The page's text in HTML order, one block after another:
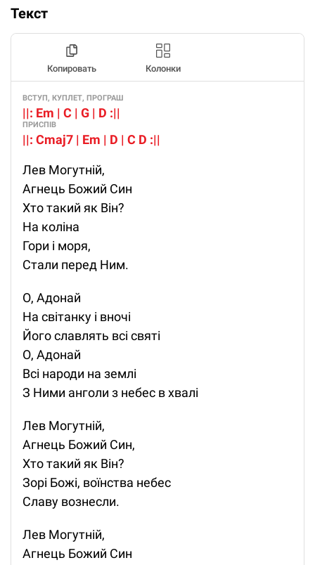
Текст
Копировать Колонки
ВСТУП, КУПЛЕТ, ПРОГРАШ
||: Em | C | G | D :||
ПРИСПІВ
||: Cmaj7 | Em | D | C D :||
Лев Могутній,
Агнець Божий Син
Хто такий як Він?
На коліна
Гори і моря,
Стали перед Ним.
О, Адонай
На світанку і вночі
Його славлять всі святі
О, Адонай
Всі народи на землі
З Ними анголи з небес в хвалі
Лев Могутній,
Агнець Божий Син,
Хто такий як Він?
Зорі Божі, воїнства небес
Славу вознесли.
Лев Могутній,
Агнець Божий Син